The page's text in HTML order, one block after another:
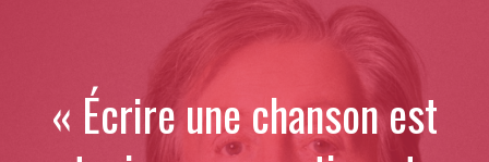
« Écrire une chanson est